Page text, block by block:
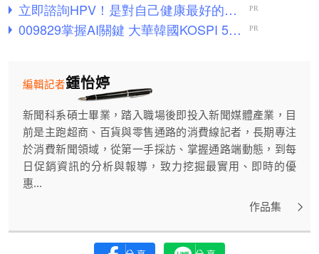
鍾怡婷
編輯記者
新聞科系碩士畢業，踏入職場後即投入新聞媒體產業，目
前是主跑超商、百貨與零售通路的消費線記者，長期專注
於消費新聞領域，從第一手採訪、掌握通路端動態，到每
日促銷資訊的分析與報導，致力挖掘最實用、即時的優
惠...
作品集